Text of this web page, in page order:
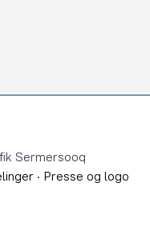
Sermersooq
· Presse og logo